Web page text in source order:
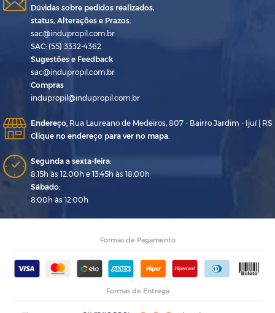
Dúvidas sobre pedidos realizados,
status, Alterações e Prazos.
sac@indupropil.com.br
SAC: (55) 3332-4362
Sugestões e Feedback
sac@indupropil.com.br
Compras
indupropil@indupropil.com.br
Endereço: Rua Laureano de Medeiros, 807 - Bairro Jardim - Ijuí | RS
Clique no endereço para ver no mapa.
Segunda a sexta-feira:
8:15h às 12:00h e 13:45h às 18:00h
Sábado:
8:00h às 12:00h
Formas de Pagamento
Formas de Entrega